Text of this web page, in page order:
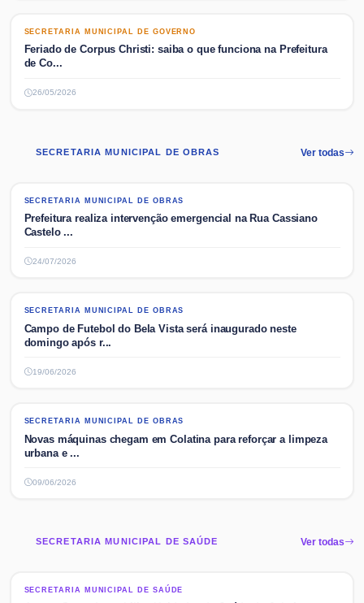
SECRETARIA MUNICIPAL DE GOVERNO
SECRETARIA MUNICIPAL DE GOVERNO
Feriado de Corpus Christi: saiba o que funciona na Prefeitura
de Co...
26/05/2026
SECRETARIA MUNICIPAL DE OBRAS Ver todas
SECRETARIA MUNICIPAL DE OBRAS
SECRETARIA MUNICIPAL DE OBRAS
Prefeitura realiza intervenção emergencial na Rua Cassiano
Castelo ...
24/07/2026
SECRETARIA MUNICIPAL DE OBRAS
SECRETARIA MUNICIPAL DE OBRAS
Campo de Futebol do Bela Vista será inaugurado neste
domingo após r...
19/06/2026
SECRETARIA MUNICIPAL DE OBRAS
SECRETARIA MUNICIPAL DE OBRAS
Novas máquinas chegam em Colatina para reforçar a limpeza
urbana e ...
09/06/2026
SECRETARIA MUNICIPAL DE SAÚDE Ver todas
SECRETARIA MUNICIPAL DE SAÚDE
SECRETARIA MUNICIPAL DE SAÚDE